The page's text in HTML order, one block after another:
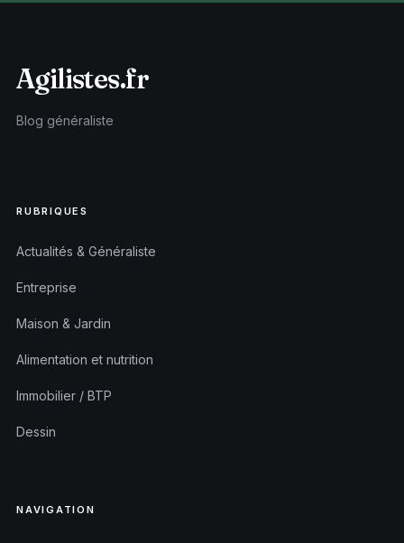
Agilistes.fr
Blog généraliste
RUBRIQUES
Actualités & Généraliste
Entreprise
Maison & Jardin
Alimentation et nutrition
Immobilier / BTP
Dessin
NAVIGATION